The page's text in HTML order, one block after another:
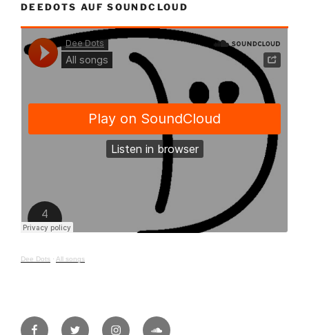
DEEDOTS AUF SOUNDCLOUD
Dee Dots · All songs
FacebookTwitter InstagramSoundcloud